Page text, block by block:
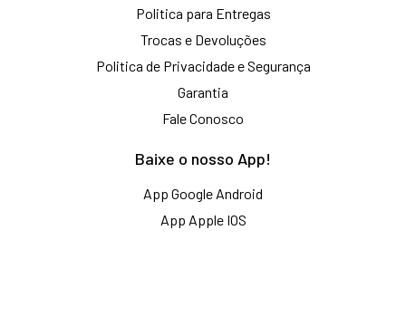
Politica para Entregas
Trocas e Devoluções
Politica de Privacidade e Segurança
Garantia
Fale Conosco
Baixe o nosso App!
App Google Android
App Apple IOS